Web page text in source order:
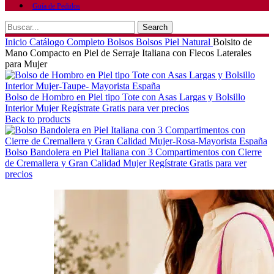
Guía de Pedidos
Search
Inicio Catálogo Completo Bolsos Bolsos Piel Natural Bolsito de
Mano Compacto en Piel de Serraje Italiana con Flecos Laterales
para Mujer
Bolso de Hombro en Piel tipo Tote con Asas Largas y Bolsillo
Interior MujerRegístrate Gratis para ver precios
Back to products
Bolso Bandolera en Piel Italiana con 3 Compartimentos con Cierre
de Cremallera y Gran Calidad MujerRegístrate Gratis para ver
precios